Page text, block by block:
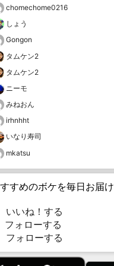
chomechome0216
しょう
Gongon
タムケン2
タムケン2
ニーモ
みねおん
irhnhht
いなり寿司
mkatsu
すめのボケを毎日お届け
いいね！する
ォローする
フォローする